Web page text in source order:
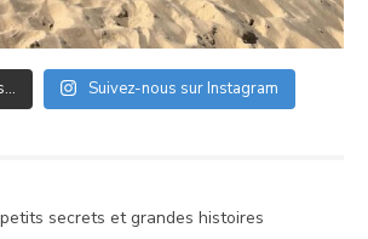
Suivez-nous sur Instagram
secrets et grandes histoires